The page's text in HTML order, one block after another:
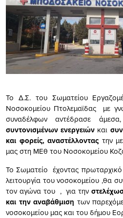
Το Δ.Σ. του Σωματείου
Νοσοκομείου Πτολεμαϊδας με
συναδέλφων αντέδρασε
συντονισμένων ενεργειών και
και φορείς, αναστέλλοντας την
μας στη ΜΕθ του Νοσοκομείου
Το Σωματείο έχοντας
λειτουργία του νοσοκομείου ,θα
τον αγώνα του , για την
και την αναβάθμιση των
νοσοκομείου μας και του δήμου